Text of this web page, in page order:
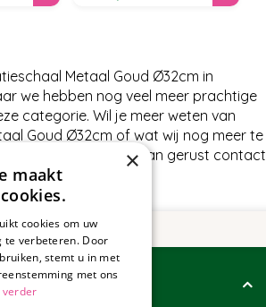
Metaal Goud Ø32cm in
we hebben nog veel meer prachtige
categorie. Wil je meer weten van
Goud Ø32cm of wat wij nog meer te
neem dan gerust contact
×
maakt
cookies om uw
verbeteren. Door
stemt u in met
met ons
verder